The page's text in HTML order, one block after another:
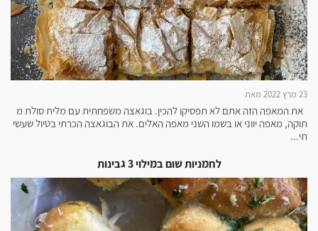
23 מרץ 2022 מאת
את המאפה הזה אתם לא תפסיקו להכין. בוגאצה משפחתית עם מלית סולת מ
תוקה, מאפה יווני או בשמו השני מאפה האלים. את הבוגאצה הכרתי בטיול שעשי
תי...
לחמניות שום במילוי 3 גבינות